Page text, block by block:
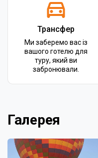
Трансфер
Ми заберемо вас із
вашого готелю для
туру, який ви
забронювали.
Галерея